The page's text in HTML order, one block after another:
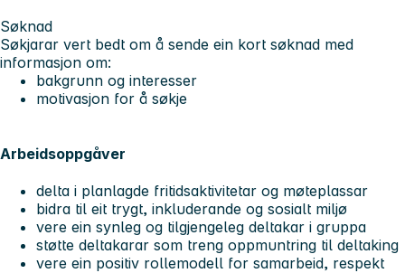
Søknad
Søkjarar vert bedt om å sende ein kort søknad med
informasjon om:
bakgrunn og interesser
motivasjon for å søkje
Arbeidsoppgåver
delta i planlagde fritidsaktivitetar og møteplassar
bidra til eit trygt, inkluderande og sosialt miljø
vere ein synleg og tilgjengeleg deltakar i gruppa
støtte deltakarar som treng oppmuntring til deltaking
vere ein positiv rollemodell for samarbeid, respekt